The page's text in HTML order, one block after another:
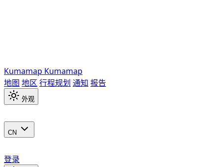
Kumamap Kumamap
地图 地区 行程规划 通知 报告
外观
CN
登录